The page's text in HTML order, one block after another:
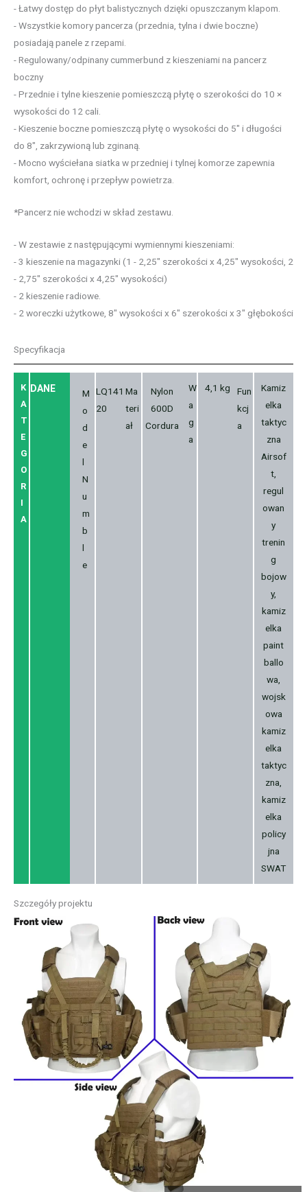
- Łatwy dostęp do płyt balistycznych dzięki opuszczanym klapom.
- Wszystkie komory pancerza (przednia, tylna i dwie boczne)
posiadają panele z rzepami.
- Regulowany/odpinany cummerbund z kieszeniami na pancerz
boczny
- Przednie i tylne kieszenie pomieszczą płytę o szerokości do 10 ×
wysokości do 12 cali.
- Kieszenie boczne pomieszczą płytę o wysokości do 5″ i długości
do 8″, zakrzywioną lub zginaną.
- Mocno wyściełana siatka w przedniej i tylnej komorze zapewnia
komfort, ochronę i przepływ powietrza.
*Pancerz nie wchodzi w skład zestawu.
- W zestawie z następującymi wymiennymi kieszeniami:
- 3 kieszenie na magazynki (1 - 2,25″ szerokości x 4,25″ wysokości, 2
- 2,75″ szerokości x 4,25″ wysokości)
- 2 kieszenie radiowe.
- 2 woreczki użytkowe, 8″ wysokości x 6″ szerokości x 3″ głębokości
Specyfikacja
K
A
T
E
G
O
R
I
A
DANE
M
o
d
e
l
N
u
m
b
l
e
LQ141
20
Ma
teri
ał
Nylon
600D
Cordura
W
a
g
a
4,1 kg
Fun
kcj
a
Kamiz
elka
taktyc
zna
Airsof
t,
regul
owan
y
trenin
g
bojow
y,
kamiz
elka
paint
ballo
wa,
wojsk
owa
kamiz
elka
taktyc
zna,
kamiz
elka
policy
jna
SWAT
Szczegóły projektu